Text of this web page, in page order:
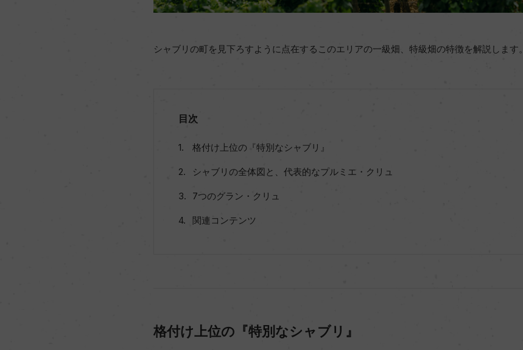
シャブリの町を見下ろすように点在するこのエリアの一級畑、特級畑の特徴を解説します。
目次
格付け上位の『特別なシャブリ』
シャブリの全体図と、代表的なプルミエ・クリュ
7つのグラン・クリュ
関連コンテンツ
格付け上位の『特別なシャブリ』